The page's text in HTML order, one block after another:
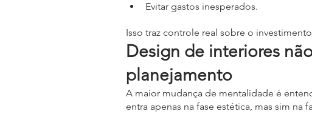
Evitar gastos inesperados.
Isso traz controle real sobre o
Design de interiores
planejamento
A maior mudança de mentalidade é
entra apenas na fase estética, mas sim na